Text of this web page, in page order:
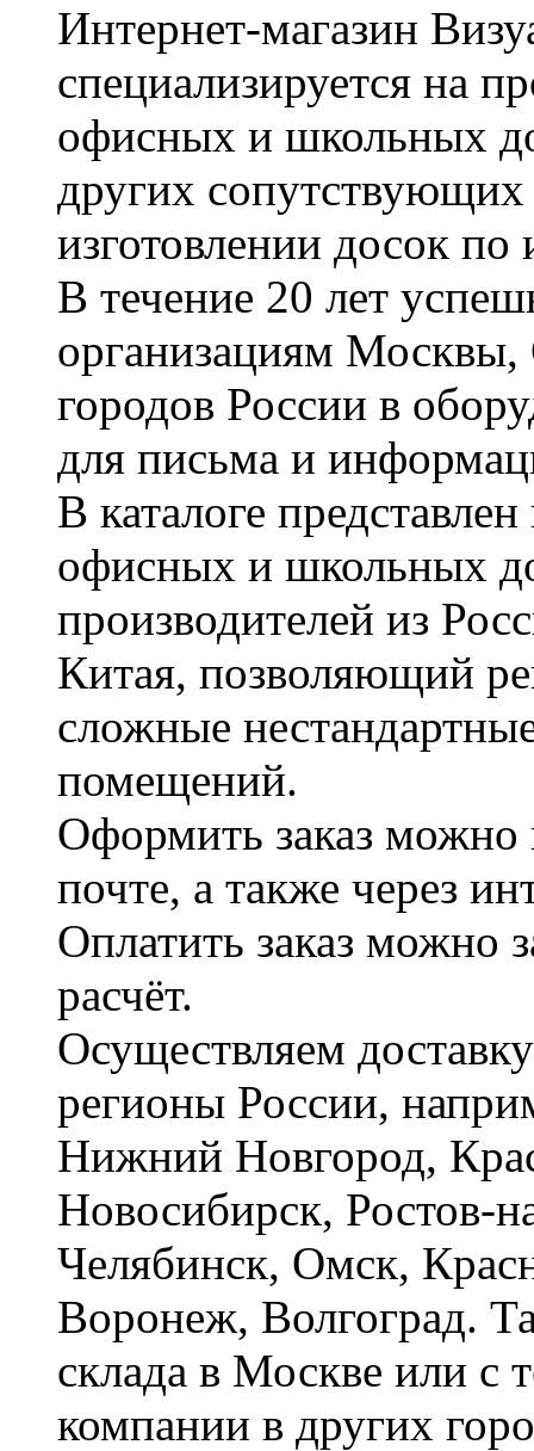
Интернет-магазин
специализируется на
офисных и школьных
других сопутствующих
изготовлении досок по
В течение 20 лет
организациям Москвы,
городов России в
для письма и
В каталоге
офисных и школьных
производителей из
Китая, позволяющий
сложные
помещений.
Оформить заказ можно
почте, а также через
Оплатить заказ можно
расчёт.
Осуществляем
регионы России,
Нижний Новгород,
Новосибирск, Ростов-
Челябинск, Омск,
Воронеж, Волгоград.
склада в Москве или с
компании в других